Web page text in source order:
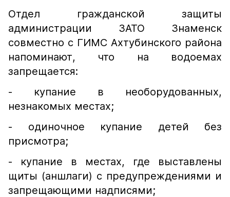
Отдел гражданской защиты
администрации ЗАТО Знаменск
совместно с ГИМС Ахтубинского района
напоминают, что на водоемах
запрещается:
- купание в необорудованных,
незнакомых местах;
- одиночное купание детей без
присмотра;
- купание в местах, где выставлены
щиты (аншлаги) с предупреждениями и
запрещающими надписями;